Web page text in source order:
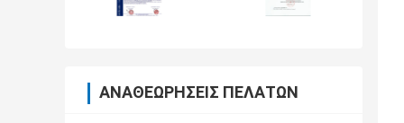
ΑΝΑΘΕΩΡΉΣΕΙΣ ΠΕΛΑΤΏΝ